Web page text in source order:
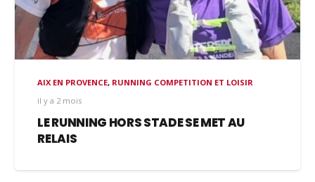
AIX EN PROVENCE, RUNNING COMPETITION ET LOISIR
il y a 2 mois
LE RUNNING HORS STADE SE MET AU
RELAIS